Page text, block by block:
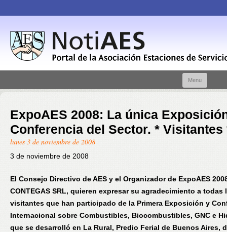
Menu
ExpoAES 2008: La única
Conferencia del Sector. * Visitantes
lunes 3 de noviembre de 2008
3 de noviembre de 2008
El Consejo Directivo de AES y el Organizador de ExpoAES
CONTEGAS SRL, quieren expresar su agradecimiento a todas
visitantes que han participado de la Primera Exposición y
Internacional sobre Combustibles, Biocombustibles, GNC e
que se desarrolló en La Rural, Predio Ferial de Buenos Aires,